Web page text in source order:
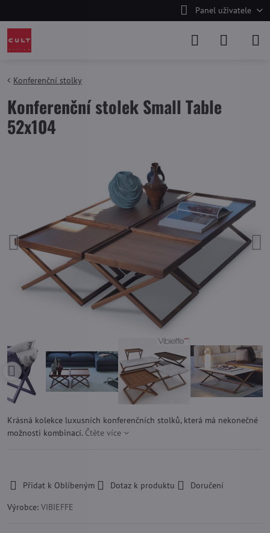
Panel uživatele
Konferenční stolky
Konferenční stolek Small Table
52x104
Krásná kolekce luxusních konferenčních stolků, která má nekonečné
možnosti kombinací. Čtěte více
Přidat k Oblíbeným
Dotaz k produktu
Doručení
Výrobce: VIBIEFFE